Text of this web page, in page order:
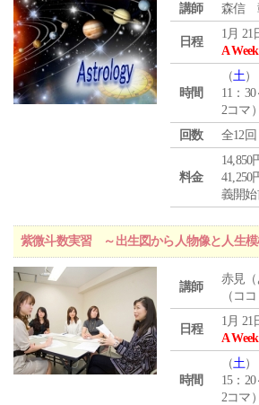
講師 森信
日程
1月 21
A Week
時間
（土）
11：
2コマ）
回数
全12回
料金
義開始
紫微斗数実習 ～出生図から人物像と人生模
講師
赤見
（ココ
日程
1月 21
A Week
時間
（土）
15：
2コマ）